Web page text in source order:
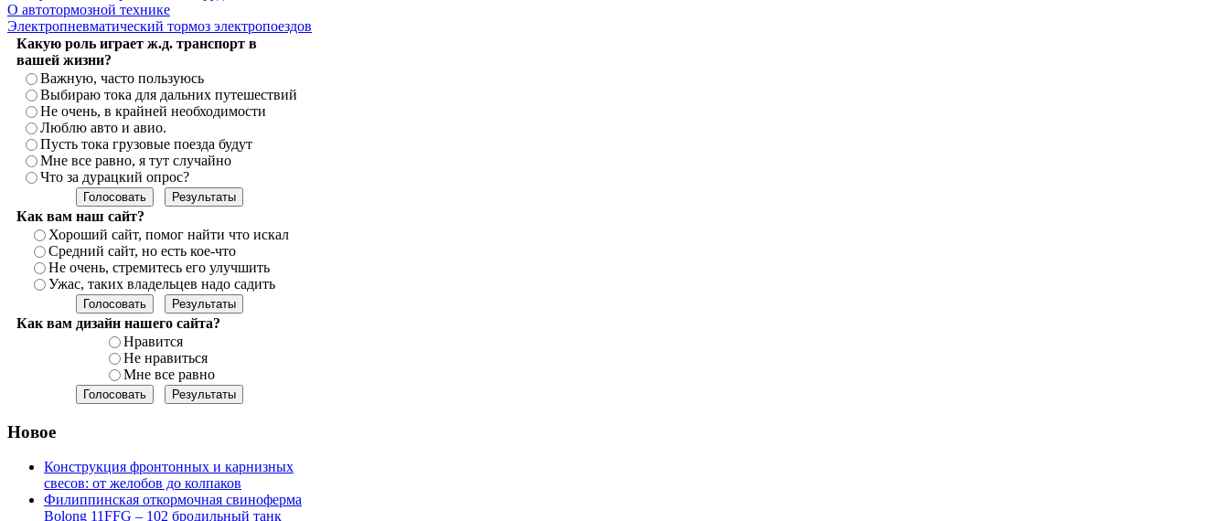
О автотормозной технике
Электропневматический тормоз электропоездов
Какую роль играет ж.д. транспорт в
вашей жизни?
Важную, часто пользуюсь
Выбираю тока для дальних путешествий
Не очень, в крайней необходимости
Люблю авто и авио.
Пусть тока грузовые поезда будут
Мне все равно, я тут случайно
Что за дурацкий опрос?
Как вам наш сайт?
Хороший сайт, помог найти что искал
Средний сайт, но есть кое-что
Не очень, стремитесь его улучшить
Ужас, таких владельцев надо садить
Как вам дизайн нашего сайта?
Нравится
Не нравиться
Мне все равно
Новое
Конструкция фронтонных и карнизных
свесов: от желобов до колпаков
Филиппинская откормочная свиноферма
Bolong 11FFG – 102 бродильный танк